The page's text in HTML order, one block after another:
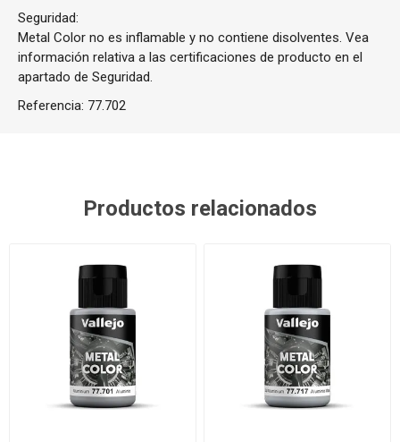
Seguridad:
Metal Color no es inflamable y no contiene disolventes. Vea
información relativa a las certificaciones de producto en el
apartado de Seguridad.
Referencia: 77.702
Productos relacionados